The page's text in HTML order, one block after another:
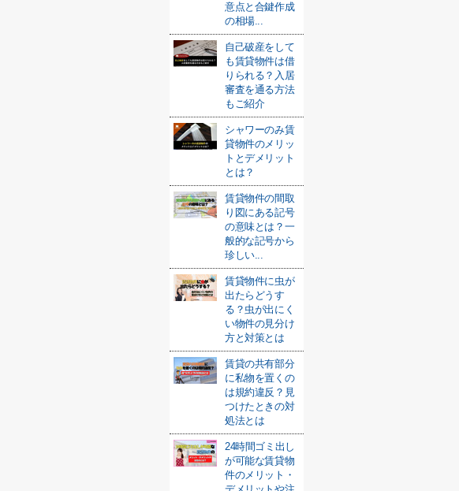
意点と合鍵作成
の相場...
自己破産をして
も賃貸物件は借
りられる？入居
審査を通る方法
もご紹介
シャワーのみ賃
貸物件のメリッ
トとデメリット
とは？
賃貸物件の間取
り図にある記号
の意味とは？一
般的な記号から
珍しい...
賃貸物件に虫が
出たらどうす
る？虫が出にく
い物件の見分け
方と対策とは
賃貸の共有部分
に私物を置くの
は規約違反？見
つけたときの対
処法とは
24時間ゴミ出し
が可能な賃貸物
件のメリット・